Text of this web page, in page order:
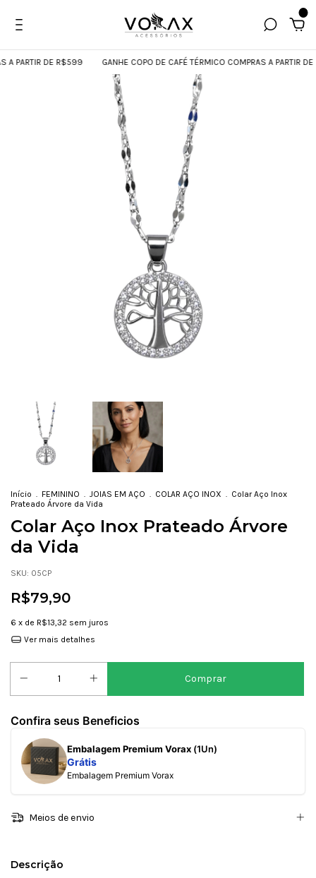
PARTIR DE R$599 GANHE COPO DE CAFÉ TÉRMICO COMPRAS A PARTIR DE
Início . FEMININO . JOIAS EM AÇO . COLAR AÇO INOX . Colar Aço Inox
Prateado Árvore da Vida
Colar Aço Inox Prateado Árvore
da Vida
SKU: 05CP
R$79,90
6 x de R$13,32 sem juros
Ver mais detalhes
Confira seus Beneficios
Embalagem Premium Vorax (1Un)
Grátis
Embalagem Premium Vorax
Meios de envio
Descrição